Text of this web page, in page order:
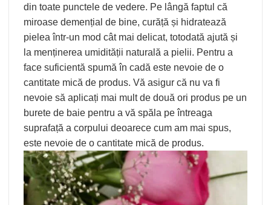
din toate punctele de vedere. Pe lângă faptul că
miroase demențial de bine, curăță și hidratează
pielea într-un mod cât mai delicat, totodată ajută și
la menținerea umidității naturală a pielii. Pentru a
face suficientă spumă în cadă este nevoie de o
cantitate mică de produs. Vă asigur că nu va fi
nevoie să aplicați mai mult de două ori produs pe un
burete de baie pentru a vă spăla pe întreaga
suprafață a corpului deoarece cum am mai spus,
este nevoie de o cantitate mică de produs.